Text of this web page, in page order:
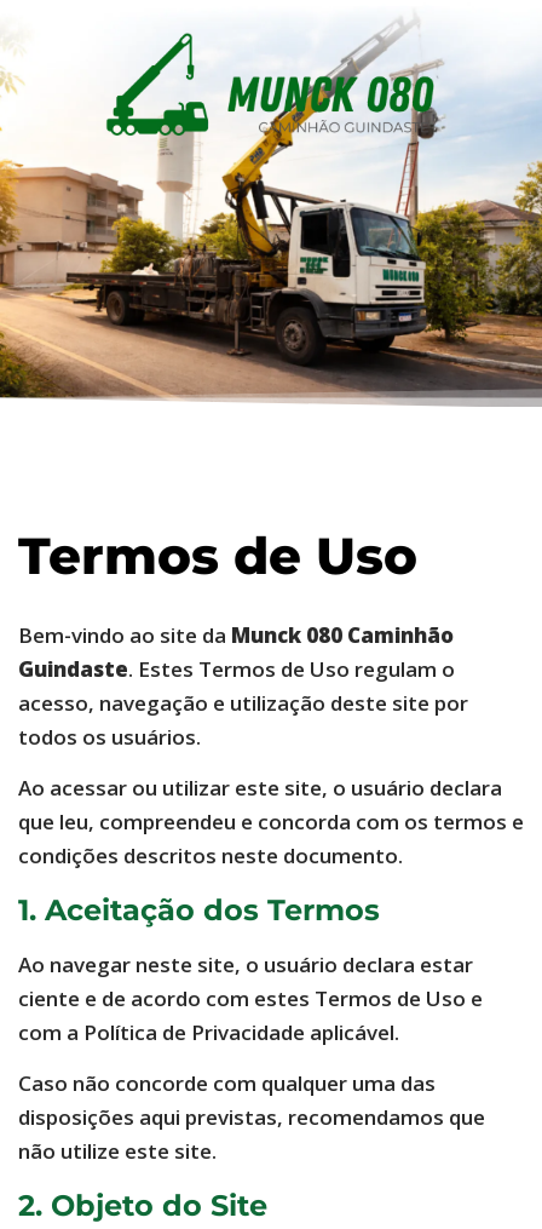
Termos de Uso
Bem-vindo ao site da Munck 080 Caminhão
Guindaste. Estes Termos de Uso regulam o
acesso, navegação e utilização deste site por
todos os usuários.
Ao acessar ou utilizar este site, o usuário declara
que leu, compreendeu e concorda com os termos e
condições descritos neste documento.
1. Aceitação dos Termos
Ao navegar neste site, o usuário declara estar
ciente e de acordo com estes Termos de Uso e
com a Política de Privacidade aplicável.
Caso não concorde com qualquer uma das
disposições aqui previstas, recomendamos que
não utilize este site.
2. Objeto do Site